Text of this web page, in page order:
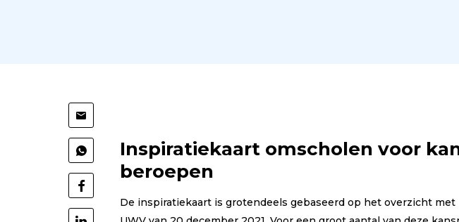
Deel
via
Mail
Deel
via
WhatsApp
Deel
op
Inspiratiekaart omscholen voor
beroepen
De inspiratiekaart is grotendeels gebaseerd op het overzicht